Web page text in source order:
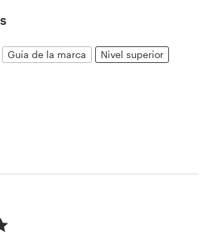
Guía de la marca Nivel superior